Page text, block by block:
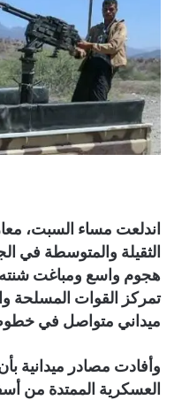
اندلعت مساء السبت،
الثقيلة والمتوسطة في
هجوم واسع ومباغت
تمركز القوات المسلحة
ميداني متواصل في
وأفادت مصادر ميدانية
العسكرية الممتدة من